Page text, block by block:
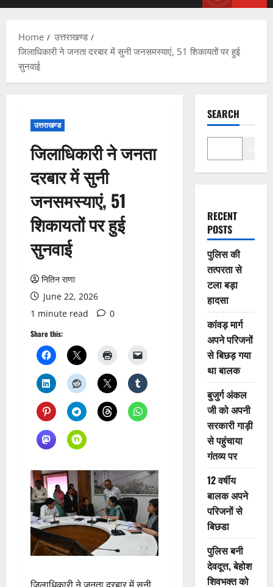
Home
उत्तराखण्ड
जिलाधिकारी ने जनता दरबार में सुनी जनसमस्याएं, 51 शिकायतों पर हुई
सुनवाई
उत्तराखण्ड
जिलाधिकारी ने जनता
दरबार में सुनी
जनसमस्याएं, 51
शिकायतों पर हुई
सुनवाई
नितिन राणा
June 22, 2026
1 minute read
0
Share this:
SEARCH
RECENT
POSTS
पुलिस की
तत्परता से
टला बड़ा
हादसा
कांवड़ मार्ग
अपने परिजनों
से बिछड़ गया
था बालक
बुजुर्ग अंकल
जी को अपनी
सरकारी गाड़ी
से पहुंचाया
गंतव्य पर
12 वर्षीय
बालक अपने
परिजनों से
बिछडा
पुलिस बनी
देवदूत्त, बेहोश
शिवभक्त को